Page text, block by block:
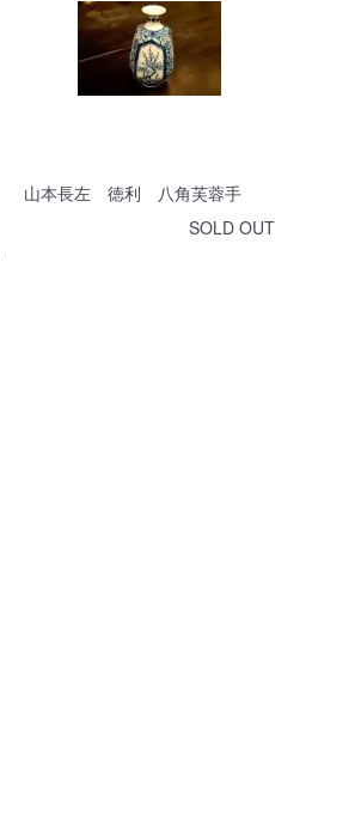
山本長左 徳利 八角芙蓉手
SOLD OUT